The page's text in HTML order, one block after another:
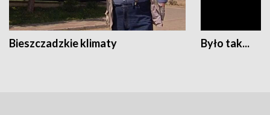
Bieszczadzkie klimaty Było tak...